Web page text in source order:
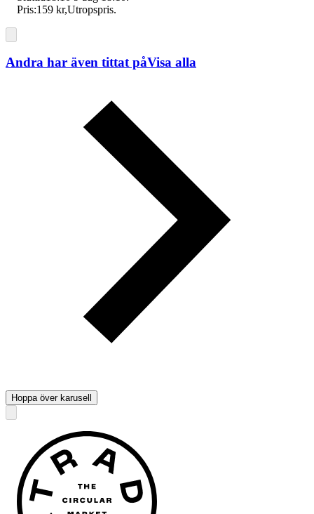
Pris:159 kr,Utropspris.
Andra har även tittat påVisa alla
Hoppa över karusell